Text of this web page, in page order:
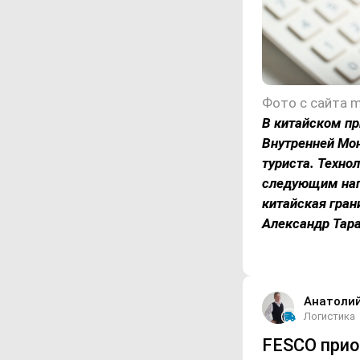
Фото с сайта
В китайском
Внутренней
туриста.
следующим
китайская
Александр
Логистика
FESCO